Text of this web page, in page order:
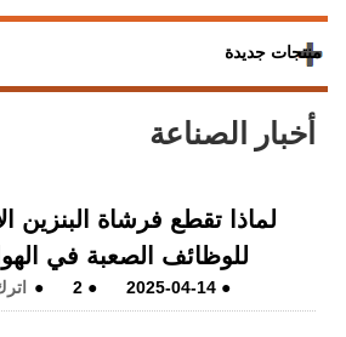
منتجات جديدة
أخبار الصناعة
لماذا تقطع فرشاة البنزين
للوظائف الصعبة في
●
2025-04-14
●
2
●